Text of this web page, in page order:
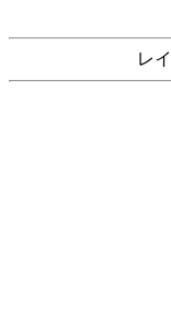
レ